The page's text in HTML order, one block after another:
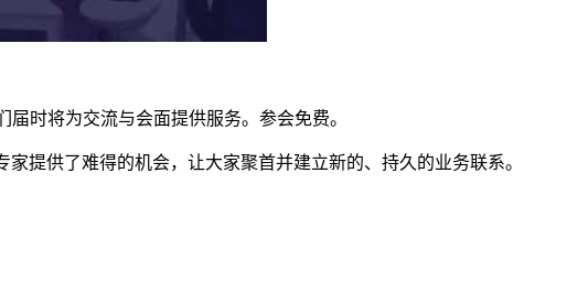
届时将为交流与会面提供服务。参会免费。
提供了难得的机会，让大家聚首并建立新的、持久的业务联系。